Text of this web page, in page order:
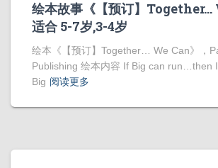
绘本故事《【预订】Together…
适合 5-7岁,3-4岁
绘本《【预订】Together… We Can》，
Publishing 绘本内容 If Big can run…then
Big 阅读更多